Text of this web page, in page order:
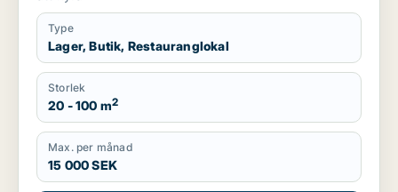
Type
Lager, Butik, Restauranglokal
Storlek
20 - 100 m2
Max. per månad
15 000 SEK